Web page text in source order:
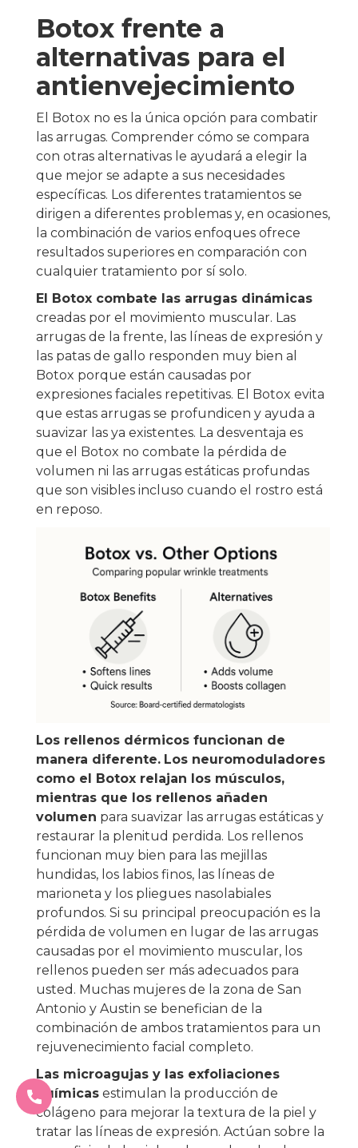
Botox frente a
alternativas para el
antienvejecimiento
El Botox no es la única opción para combatir
las arrugas. Comprender cómo se compara
con otras alternativas le ayudará a elegir la
que mejor se adapte a sus necesidades
específicas. Los diferentes tratamientos se
dirigen a diferentes problemas y, en ocasiones,
la combinación de varios enfoques ofrece
resultados superiores en comparación con
cualquier tratamiento por sí solo.
El Botox combate las arrugas dinámicas
creadas por el movimiento muscular. Las
arrugas de la frente, las líneas de expresión y
las patas de gallo responden muy bien al
Botox porque están causadas por
expresiones faciales repetitivas. El Botox evita
que estas arrugas se profundicen y ayuda a
suavizar las ya existentes. La desventaja es
que el Botox no combate la pérdida de
volumen ni las arrugas estáticas profundas
que son visibles incluso cuando el rostro está
en reposo.
Los rellenos dérmicos funcionan de
manera diferente. Los neuromoduladores
como el Botox relajan los músculos,
mientras que los rellenos añaden
volumen para suavizar las arrugas estáticas y
restaurar la plenitud perdida. Los rellenos
funcionan muy bien para las mejillas
hundidas, los labios finos, las líneas de
marioneta y los pliegues nasolabiales
profundos. Si su principal preocupación es la
pérdida de volumen en lugar de las arrugas
causadas por el movimiento muscular, los
rellenos pueden ser más adecuados para
usted. Muchas mujeres de la zona de San
Antonio y Austin se benefician de la
combinación de ambos tratamientos para un
rejuvenecimiento facial completo.
Las microagujas y las exfoliaciones
químicas estimulan la producción de
colágeno para mejorar la textura de la piel y
tratar las líneas de expresión. Actúan sobre la